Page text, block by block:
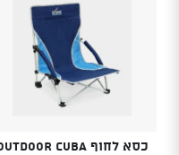
כסא לחוף OUTDOOR CUBA